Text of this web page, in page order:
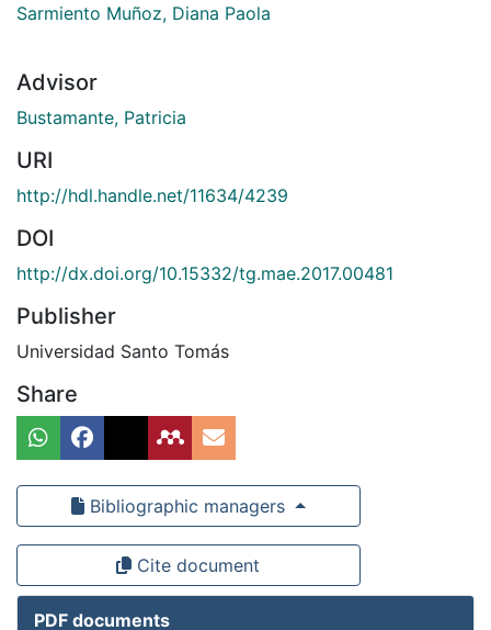
Sarmiento Muñoz, Diana Paola
Advisor
Bustamante, Patricia
URI
http://hdl.handle.net/11634/4239
DOI
http://dx.doi.org/10.15332/tg.mae.2017.00481
Publisher
Universidad Santo Tomás
Share
Bibliographic managers
Cite document
PDF documents